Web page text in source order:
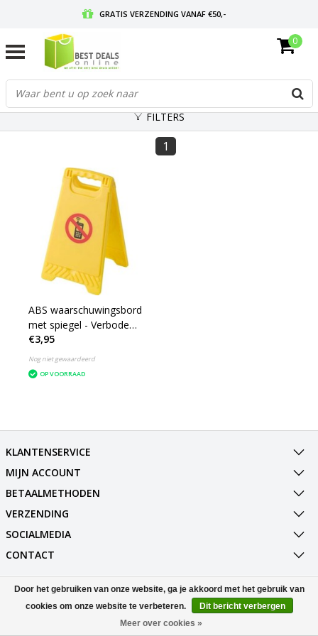
GRATIS VERZENDING VANAF €50,-
GRATIS RETOURNEREN EN 30 DAGEN BEDENKTIJD
0
FILTERS
1
ABS waarschuwingsbord
met spiegel - Verboden
mobiel - Kunststof -
Geel - 14 cm hoog
€3,95
Nog niet gewaardeerd
OP VOORRAAD
KLANTENSERVICE
MIJN ACCOUNT
BETAALMETHODEN
VERZENDING
SOCIALMEDIA
CONTACT
© Copyright 2026 Best Deals Online BV Powered byLightspeed
All rights reserved byInStijl Media
Door het gebruiken van onze website, ga je akkoord met het gebruik van
cookies om onze website te verbeteren.
Dit bericht verbergen
Meer over cookies »